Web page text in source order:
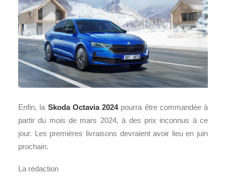
Enfin, la Skoda Octavia 2024pourra être commandée à
partir du mois de mars 2024, à des prix inconnus à ce
jour. Les premières livraisons devraient avoir lieu en juin
prochain.
La rédaction